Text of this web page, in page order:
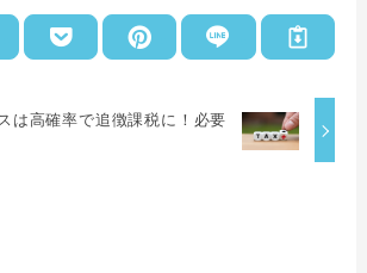
は高確率で追徴課税に！必要